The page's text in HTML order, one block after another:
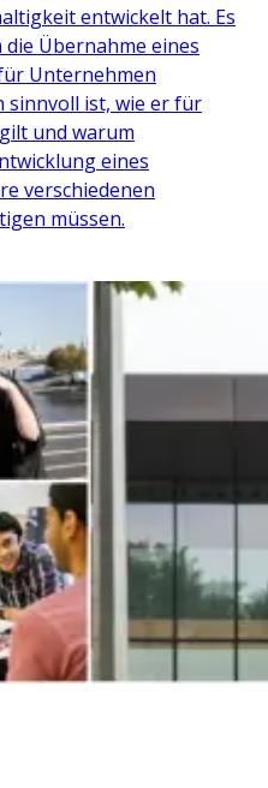
entwickelt hat. Es
Übernahme eines
Unternehmen
sinnvoll ist, wie er für
und warum
eines
verschiedenen
müssen.